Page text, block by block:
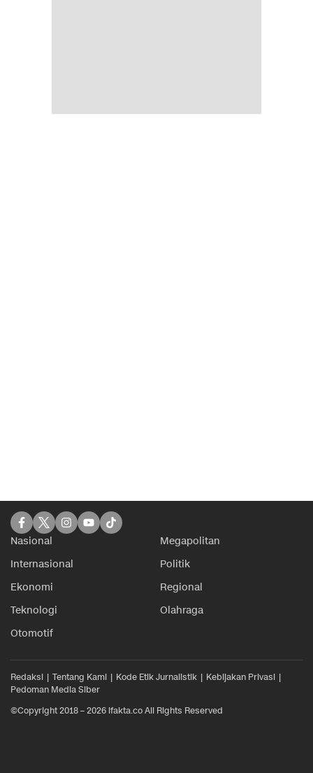
Nasional
Megapolitan
Internasional
Politik
Ekonomi
Regional
Teknologi
Olahraga
Otomotif
Redaksi Tentang Kami Kode Etik Jurnalistik
Kebijakan Privasi
Pedoman Media Siber
©Copyright 2018 – 2026 ifakta.co All Rights Reserved